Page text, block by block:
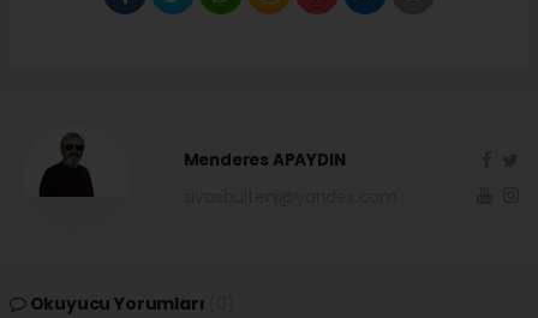
Menderes APAYDIN
Okuyucu Yorumları